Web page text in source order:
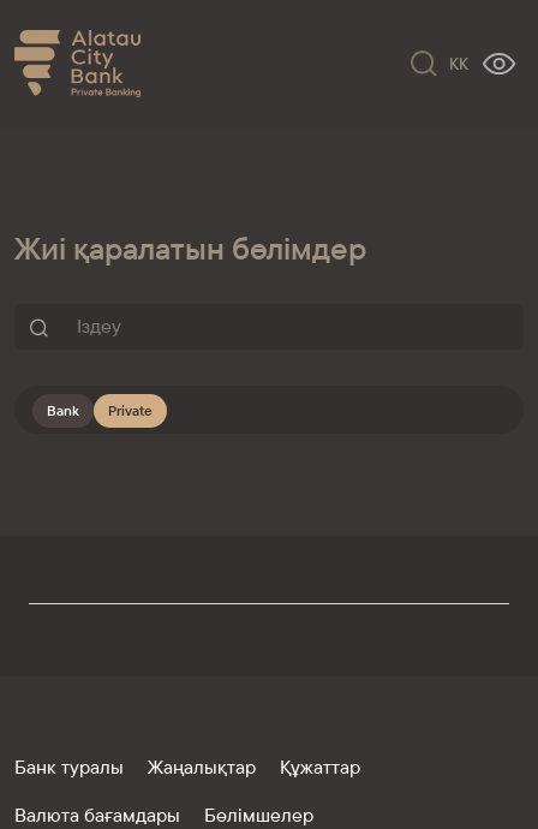
KK
Жиі қаралатын бөлімдер
Bank Private
Банк туралы Жаңалықтар
Құжаттар
Валюта бағамдары
Бөлімшелер